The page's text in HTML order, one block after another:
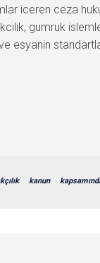
iceren ceza
gumruk
esyanin
kanun